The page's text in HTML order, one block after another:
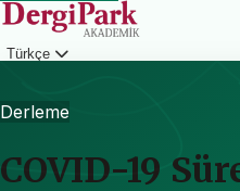
Türkçe
Derleme
COVID-19